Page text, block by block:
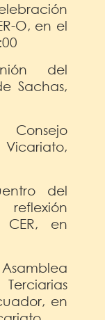
O, en el
del
Sachas,
del
en
en